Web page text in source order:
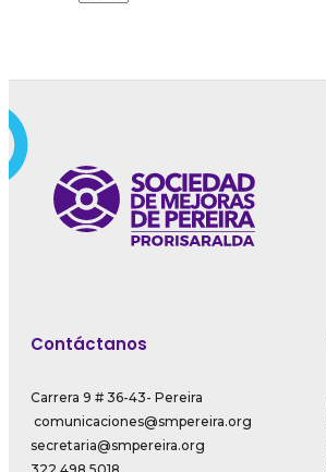
Contáctanos
Carrera 9 # 36-43- Pereira
comunicaciones@smpereira.org
secretaria@smpereira.org